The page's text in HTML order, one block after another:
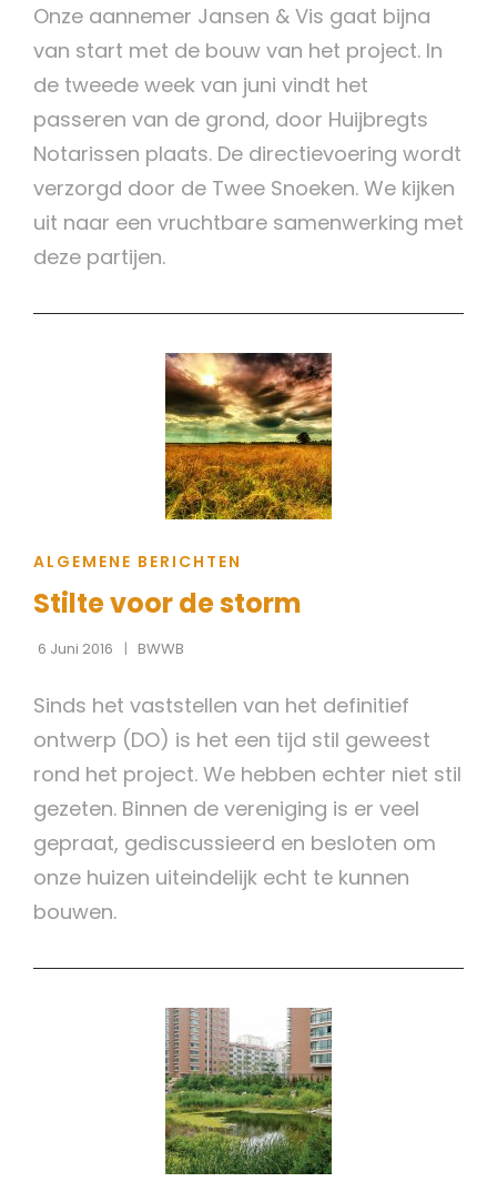
Onze aannemer Jansen & Vis gaat bijna
van start met de bouw van het project. In
de tweede week van juni vindt het
passeren van de grond, door Huijbregts
Notarissen plaats. De directievoering wordt
verzorgd door de Twee Snoeken. We kijken
uit naar een vruchtbare samenwerking met
deze partijen.
CAT
ALGEMENE BERICHTEN
Stilte voor de storm
6 Juni 2016 BWWB
Sinds het vaststellen van het definitief
ontwerp (DO) is het een tijd stil geweest
rond het project. We hebben echter niet stil
gezeten. Binnen de vereniging is er veel
gepraat, gediscussieerd en besloten om
onze huizen uiteindelijk echt te kunnen
bouwen.